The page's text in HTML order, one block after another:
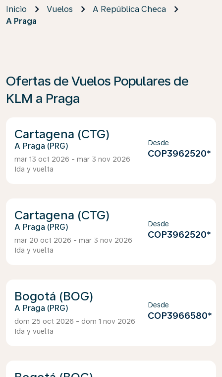
Inicio Vuelos
A República Checa
A Praga
Ofertas de Vuelos Populares de
KLM a Praga
Cartagena (CTG)
Praga (PRG)
mar 13 oct 2026 - mar 3 nov 2026
Ida y vuelta
Desde
COP3962520*
Cartagena (CTG)
Praga (PRG)
mar 20 oct 2026 - mar 3 nov 2026
Ida y vuelta
Desde
COP3962520*
Bogotá (BOG)
Praga (PRG)
dom 25 oct 2026 - dom 1 nov 2026
Ida y vuelta
Desde
COP3966580*